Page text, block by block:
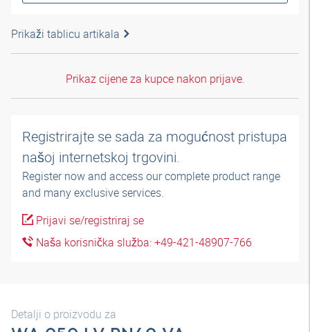
Prikaži tablicu artikala
Prikaz cijene za kupce nakon prijave.
Registrirajte se sada za mogućnost pristupa
našoj internetskoj trgovini.
Register now and access our complete product range
and many exclusive services.
Prijavi se/registriraj se
Naša korisnička služba: +49-421-48907-766
Detalji o proizvodu za